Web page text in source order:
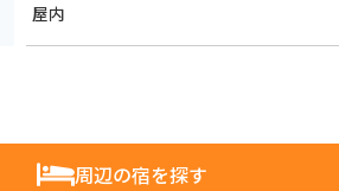
屋内
周辺の宿を探す